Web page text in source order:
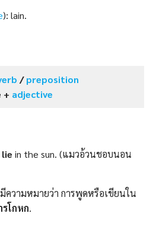
): lain.
/preposition
+ adjective
lie in the sun. (แมวอ้วนชอบนอน
ความหมายว่า การพูดหรือเขียนใน
โกหก.